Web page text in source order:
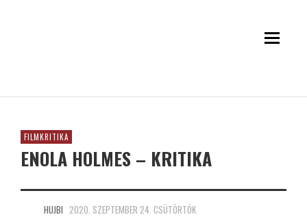
FILMKRITIKA
ENOLA HOLMES – KRITIKA
HUJBI 2020. SZEPTEMBER 24. CSÜTÖRTÖK